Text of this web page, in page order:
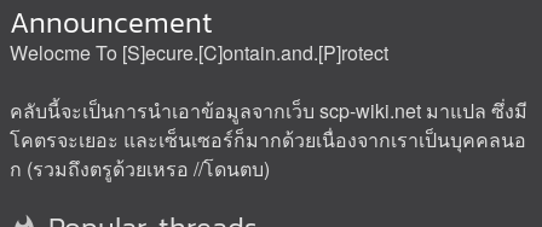
Announcement
Welocme To [S]ecure.[C]ontain.and.[P]rotect
คลับนี้จะเป็นการนำเอาข้อมูลจากเว็บ scp-wiki.net มาแปล ซึ่งมี
โคตรจะเยอะ และเซ็นเซอร์ก็มากด้วยเนื่องจากเราเป็นบุคคลนอ
ก (รวมถึงตรูด้วยเหรอ //โดนตบ)